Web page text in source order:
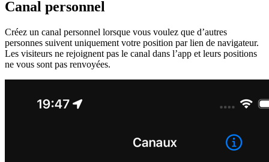
Canal personnel
Créez un canal personnel lorsque vous voulez que d’autres
personnes suivent uniquement votre position par lien de navigateur.
Les visiteurs ne rejoignent pas le canal dans l’app et leurs positions
ne vous sont pas renvoyées.